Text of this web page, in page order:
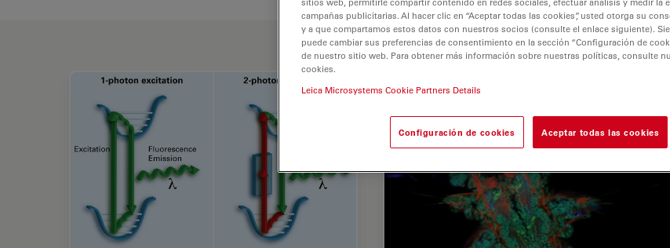
campañas publicitarias. Al hacer clic en “Aceptar todas las cookies”, usted otorga su
y a que compartamos estos datos con nuestros socios (consulte el enlace siguiente).
puede cambiar sus preferencias de consentimiento en la sección “Configuración de
de nuestro sitio web. Para obtener más información sobre nuestras políticas, consulte
cookies.
Leica Microsystems Cookie Partners Details
Configuración de cookies Aceptar todas las cookies